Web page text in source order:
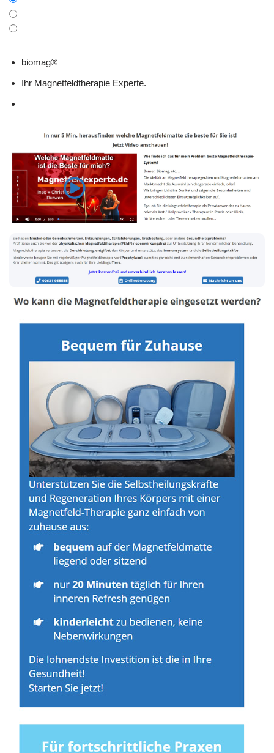
biomag®
Ihr Magnetfeldtherapie Experte.